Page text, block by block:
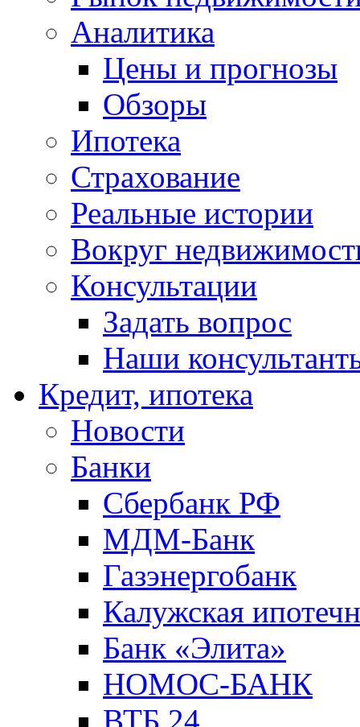
Аналитика
Цены и прогнозы
Обзоры
Ипотека
Страхование
Реальные истории
Вокруг
Консультации
Задать вопрос
Наши
Кредит, ипотека
Новости
Банки
Сбербанк РФ
МДМ-Банк
Газэнергобанк
Калужская
Банк «Элита»
НОМОС-БАНК
ВТБ 24